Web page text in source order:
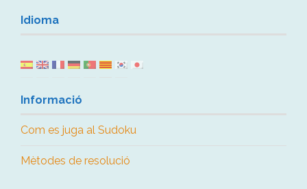
Idioma
Informació
Com es juga al Sudoku
Mètodes de resolució